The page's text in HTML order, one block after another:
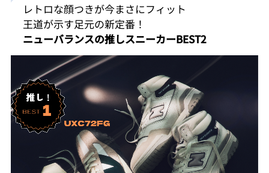
レトロな顔つきが今まさにフィット
王道が示す足元の新定番！
ニューバランスの推しスニーカーBEST2